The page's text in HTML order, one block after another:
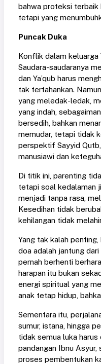
bahwa proteksi terbaik
tetapi yang
Puncak Duka
Konflik dalam
Saudara-saudaranya
dan Ya’qub harus
tak tertahankan.
yang meledak-ledak,
yang indah,
bersedih, bahkan
memudar, tetapi tidak
perspektif Sayyid
manusiawi dan
Di titik ini, parenting
tetapi soal kedalaman
menjadi tanpa rasa,
Kesedihan tidak
kehilangan tidak
Yang tak kalah
doa adalah jantung dari
pernah berhenti
harapan itu bukan
energi spiritual yang
anak tetap hidup,
Sementara itu,
sumur, istana, hingga
tidak semua luka harus
pandangan Ibnu
proses pembentukan